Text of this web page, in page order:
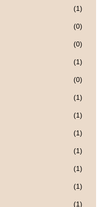
(1)
(0)
(0)
(1)
(0)
(1)
(1)
(1)
(1)
(1)
(1)
(1)